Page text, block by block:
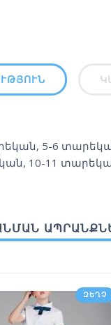
, 5-6
, 10-11
ԶԵՂՉ